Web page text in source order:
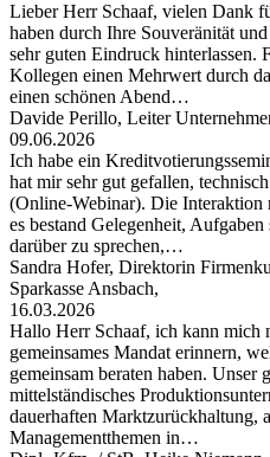
Lieber Herr Schaaf, vielen Dank
haben durch Ihre Souveränität
sehr guten Eindruck hinterlassen.
Kollegen einen Mehrwert durch
einen schönen Abend…
Davide Perillo, Leiter
09.06.2026
Ich habe ein
hat mir sehr gut gefallen,
(Online-Webinar). Die Interaktion
es bestand Gelegenheit,
darüber zu sprechen,…
Sandra Hofer, Direktorin
Sparkasse Ansbach,
16.03.2026
Hallo Herr Schaaf, ich kann mich
gemeinsames Mandat erinnern,
gemeinsam beraten haben. Unser
mittelständisches
dauerhaften Marktzurückhaltung,
Managementthemen in…